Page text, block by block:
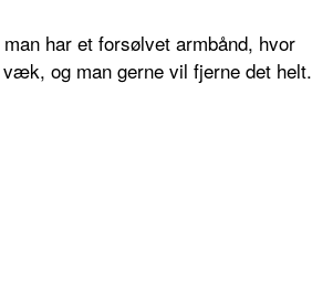
har et forsølvet armbånd, hvor
og man gerne vil fjerne det helt.